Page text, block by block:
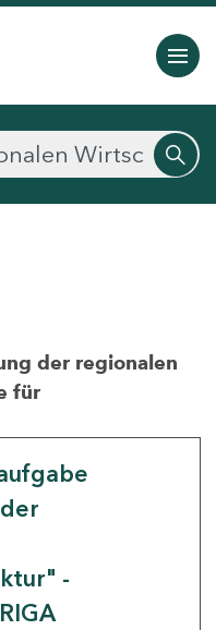
der regionalen
für
-